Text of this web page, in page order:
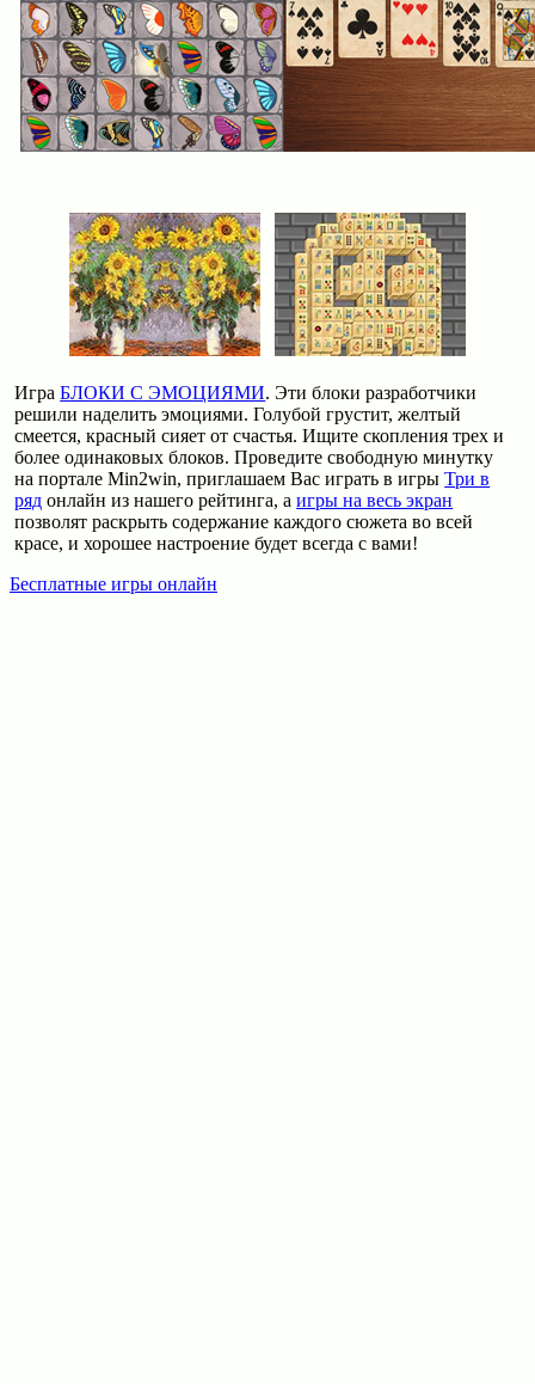
ИграБЛОКИ С ЭМОЦИЯМИ. Эти блоки разработчики
решили наделить эмоциями. Голубой грустит, желтый
смеется, красный сияет от счастья. Ищите скопления трех и
более одинаковых блоков. Проведите свободную минутку
на портале Min2win, приглашаем Вас играть в игрыТри в
ряд онлайн из нашего рейтинга, аигры на весь экран
позволят раскрыть содержание каждого сюжета во всей
красе, и хорошее настроение будет всегда с вами!
Бесплатные игры онлайн